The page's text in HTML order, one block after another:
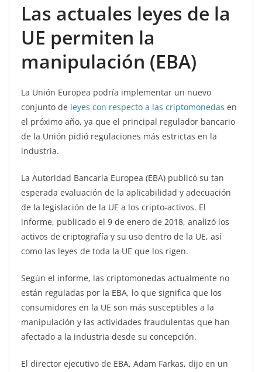
Las actuales leyes de la
UE permiten la
manipulación (EBA)
La Unión Europea podría implementar un nuevo
conjunto de leyes con respecto a las criptomonedas en
el próximo año, ya que el principal regulador bancario
de la Unión pidió regulaciones más estrictas en la
industria.
La Autoridad Bancaria Europea (EBA) publicó su tan
esperada evaluación de la aplicabilidad y adecuación
de la legislación de la UE a los cripto-activos. El
informe, publicado el 9 de enero de 2018, analizó los
activos de criptografía y su uso dentro de la UE, así
como las leyes de toda la UE que los rigen.
Según el informe, las criptomonedas actualmente no
están reguladas por la EBA, lo que significa que los
consumidores en la UE son más susceptibles a la
manipulación y las actividades fraudulentas que han
afectado a la industria desde su concepción.
El director ejecutivo de EBA, Adam Farkas, dijo en un